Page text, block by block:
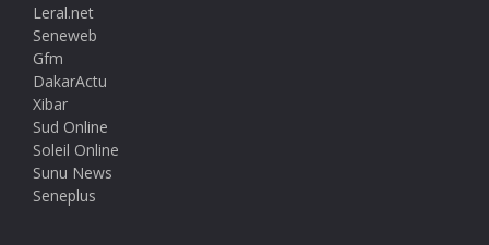
Leral.net
Seneweb
Gfm
DakarActu
Xibar
Sud Online
Soleil Online
Sunu News
Seneplus